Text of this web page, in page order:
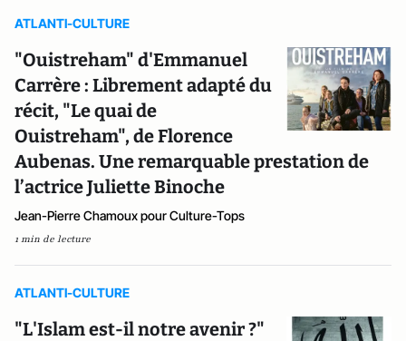
ATLANTI-CULTURE
"Ouistreham" d'Emmanuel
Carrère : Librement adapté du
récit, "Le quai de
Ouistreham", de Florence
Aubenas. Une remarquable prestation de
l’actrice Juliette Binoche
Jean-Pierre Chamoux pour Culture-Tops
1 min de lecture
ATLANTI-CULTURE
"L'Islam est-il notre avenir ?"